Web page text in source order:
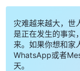
灾难越来越大，世
是正在发生的事实
来。如果你想和家
WhatsApp或者
天。